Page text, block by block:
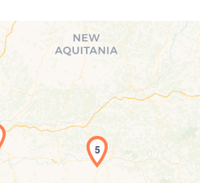
de la carte en cours...
5